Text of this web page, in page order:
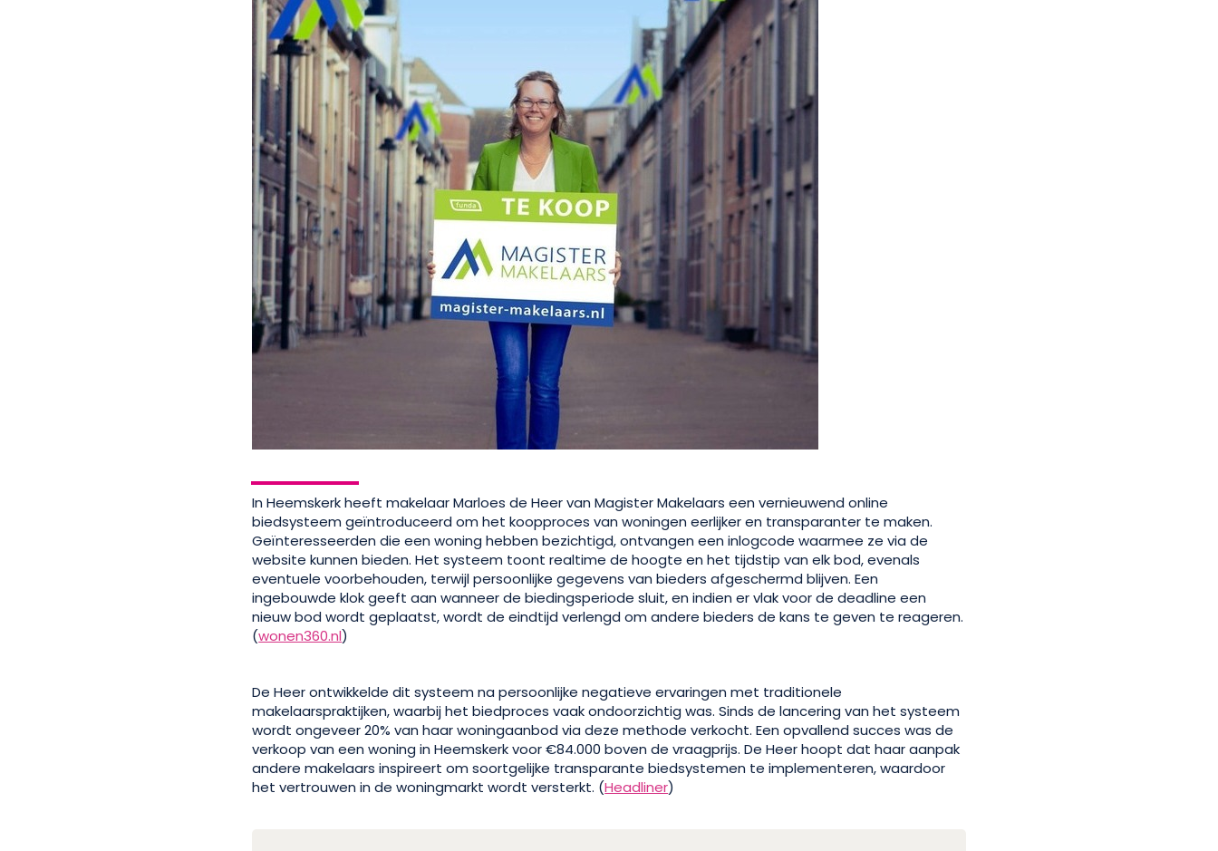
In Heemskerk heeft makelaar Marloes de Heer van Magister Makelaars een vernieuwend online
biedsysteem geïntroduceerd om het koopproces van woningen eerlijker en transparanter te maken.
Geïnteresseerden die een woning hebben bezichtigd, ontvangen een inlogcode waarmee ze via de
website kunnen bieden. Het systeem toont realtime de hoogte en het tijdstip van elk bod, evenals
eventuele voorbehouden, terwijl persoonlijke gegevens van bieders afgeschermd blijven. Een
ingebouwde klok geeft aan wanneer de biedingsperiode sluit, en indien er vlak voor de deadline een
nieuw bod wordt geplaatst, wordt de eindtijd verlengd om andere bieders de kans te geven te reageren.
(wonen360.nl)
De Heer ontwikkelde dit systeem na persoonlijke negatieve ervaringen met traditionele
makelaarspraktijken, waarbij het biedproces vaak ondoorzichtig was. Sinds de lancering van het systeem
wordt ongeveer 20% van haar woningaanbod via deze methode verkocht. Een opvallend succes was de
verkoop van een woning in Heemskerk voor €84.000 boven de vraagprijs. De Heer hoopt dat haar aanpak
andere makelaars inspireert om soortgelijke transparante biedsystemen te implementeren, waardoor
het vertrouwen in de woningmarkt wordt versterkt. (Headliner)